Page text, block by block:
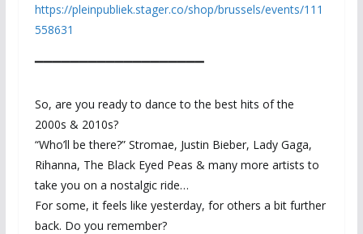
https://pleinpubliek.stager.co/shop/brussels/events/111
558631
▔▔▔▔▔▔▔▔▔▔▔▔▔▔▔▔▔▔▔
So, are you ready to dance to the best hits of the
2000s & 2010s?
“Who’ll be there?” Stromae, Justin Bieber, Lady Gaga,
Rihanna, The Black Eyed Peas & many more artists to
take you on a nostalgic ride…
For some, it feels like yesterday, for others a bit further
back. Do you remember?